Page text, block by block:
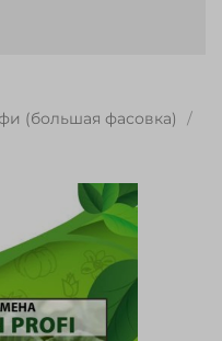
(большая фасовка)